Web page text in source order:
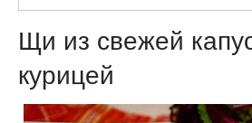
Щи из свежей
курицей